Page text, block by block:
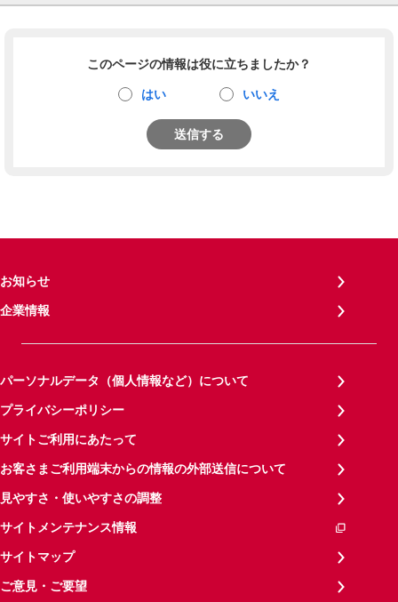
このページの情報は役に立ちましたか？
はい いいえ
送信する
お知らせ
企業情報
パーソナルデータ（個人情報など）について
プライバシーポリシー
サイトご利用にあたって
お客さまご利用端末からの情報の外部送信について
見やすさ・使いやすさの調整
サイトメンテナンス情報
サイトマップ
ご意見・ご要望